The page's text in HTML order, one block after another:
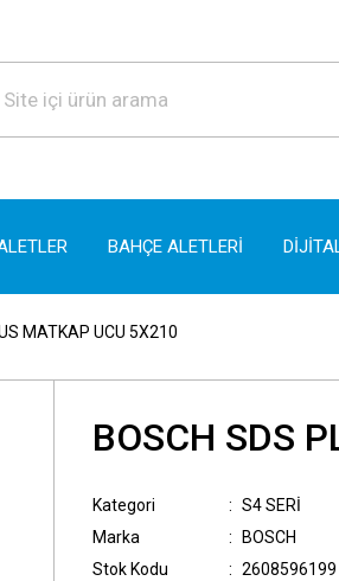
BAHÇE ALETLERİ
MATKAP UCU 5X210
BOSCH SDS
Kategori
S4 SERİ
Marka
BOSCH
Stok Kodu
2608596199